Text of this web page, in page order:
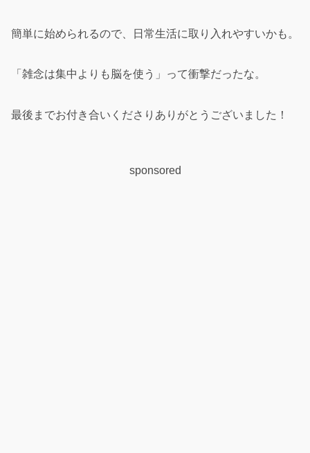
簡単に始められるので、日常生活に取り入れやすいかも。
「雑念は集中よりも脳を使う」って衝撃だったな。
最後までお付き合いくださりありがとうございました！
sponsored